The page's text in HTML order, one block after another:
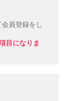
員登録をし
目になりま